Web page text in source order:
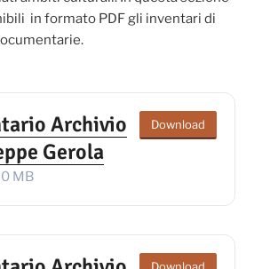
in formato PDF gli inventari di
Archivio
Gerola
MB
Download